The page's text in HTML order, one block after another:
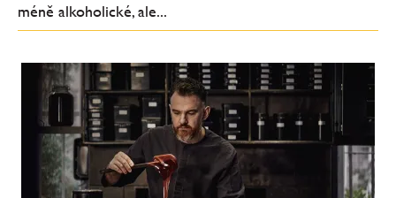
méně alkoholické, ale...